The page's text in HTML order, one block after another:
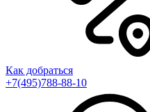
Как добраться
+7(495)788-88-10